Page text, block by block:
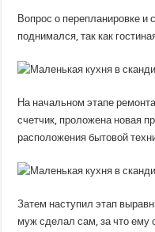
Вопрос о перепланировке и
поднимался, так как
На начальном этапе
счетчик, проложена новая
расположения бытовой
Затем наступил этап
муж сделал сам, за что ему